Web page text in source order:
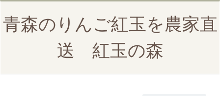
青森のりんご紅玉を農家直
送 紅玉の森